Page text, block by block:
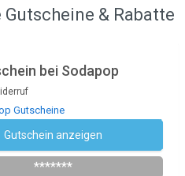
& Rabatte
bei Sodapop
Gutscheine
Gutschein anzeigen
*******